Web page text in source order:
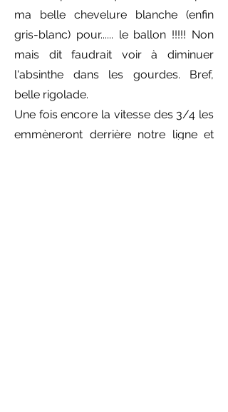
ma belle chevelure blanche (enfin
gris-blanc) pour...... le ballon !!!!! Non
mais dit faudrait voir à diminuer
l'absinthe dans les gourdes. Bref,
belle rigolade.
Une fois encore la vitesse des 3/4 les
emmèneront derrière notre ligne et